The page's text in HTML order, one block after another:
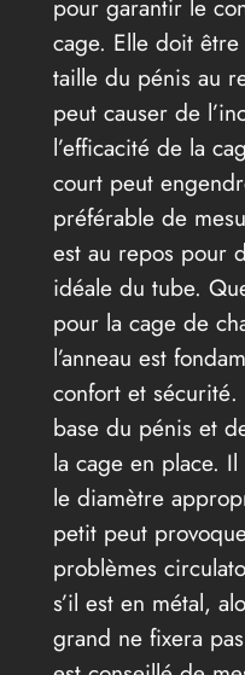
pour garantir le
cage. Elle doit
taille du pénis au
peut causer de
l’efficacité de la
court peut
préférable de
est au repos pour
idéale du tube.
pour la cage de
l’anneau est
confort et sécurité.
base du pénis et
la cage en place.
le diamètre
petit peut
problèmes
s’il est en métal,
grand ne fixera